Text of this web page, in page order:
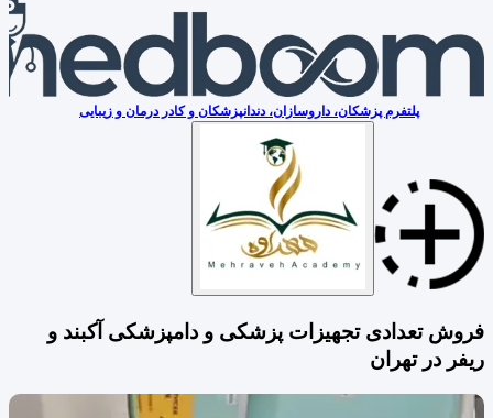
پلتفرم پزشکان، داروسازان، دندانپزشکان و کادر درمان و زیبایی
فروش تعدادی تجهیزات پزشکی و دامپزشکی آکبند و
ریفر در تهران